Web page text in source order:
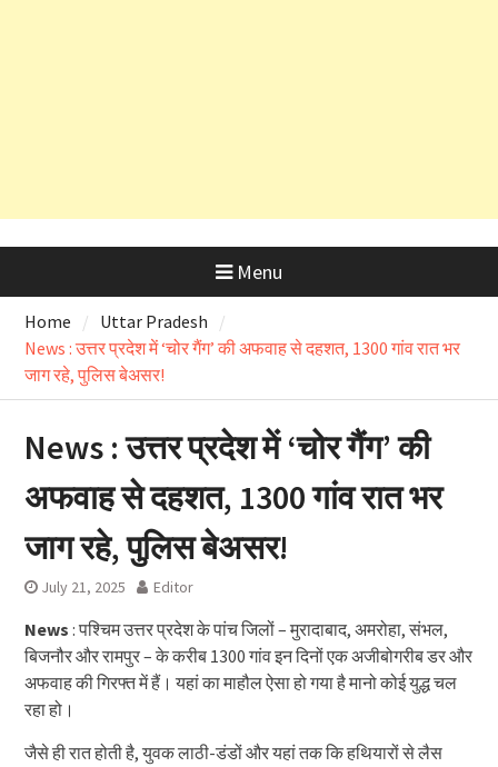
Menu
Home
Uttar Pradesh
News : उत्तर प्रदेश में ‘चोर गैंग’ की अफवाह से दहशत, 1300 गांव रात भर
जाग रहे, पुलिस बेअसर!
News : उत्तर प्रदेश में ‘चोर गैंग’ की
अफवाह से दहशत, 1300 गांव रात भर
जाग रहे, पुलिस बेअसर!
July 21, 2025 Editor
News : पश्चिम उत्तर प्रदेश के पांच जिलों – मुरादाबाद, अमरोहा, संभल,
बिजनौर और रामपुर – के करीब 1300 गांव इन दिनों एक अजीबोगरीब डर और
अफवाह की गिरफ्त में हैं। यहां का माहौल ऐसा हो गया है मानो कोई युद्ध चल
रहा हो।
जैसे ही रात होती है, युवक लाठी-डंडों और यहां तक कि हथियारों से लैस